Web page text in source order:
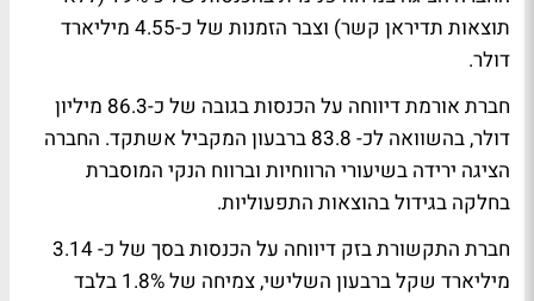
תוצאות תדיראן קשר) וצבר הזמנות של כ-4.55 מיליארד
דולר.
חברת אורמת דיווחה על הכנסות בגובה של כ-86.3 מיליון
דולר, בהשוואה לכ- 83.8 ברבעון המקביל אשתקד. החברה
הציגה ירידה בשיעורי הרווחיות וברווח הנקי המוסברת
בחלקה בגידול בהוצאות התפעוליות.
חברת התקשורת בזק דיווחה על הכנסות בסך של כ- 3.14
מיליארד שקל ברבעון השלישי, צמיחה של 1.8% בלבד